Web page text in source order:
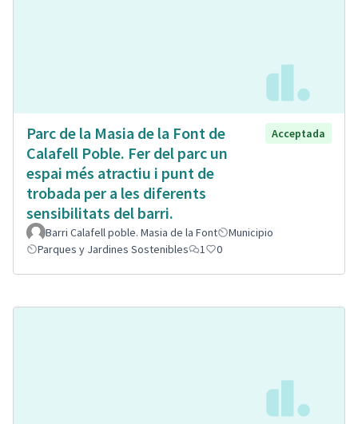
Parc de la Masia de la Font de
Calafell Poble. Fer del parc un
espai més atractiu i punt de
trobada per a les diferents
sensibilitats del barri.
Acceptada
Barri Calafell poble. Masia de la Font
Municipio
Parques y Jardines Sostenibles
1 0